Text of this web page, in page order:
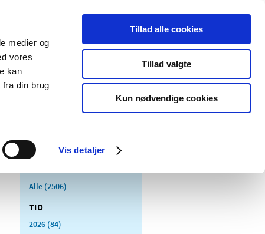
medier og
vores
kan
din brug
Vis detaljer
Tillad alle cookies
Tillad valgte
Kun nødvendige cookies
Særlige
produktområder
Alle (2506)
TID
2026 (84)